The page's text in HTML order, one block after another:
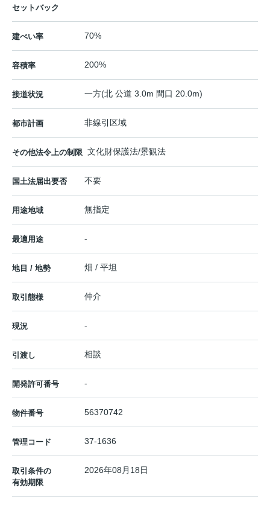
セットバック
建ぺい率 70%
容積率 200%
接道状況 一方(北 公道 3.0m 間口 20.0m)
都市計画 非線引区域
その他法令上の制限 文化財保護法/景観法
国土法届出要否 不要
用途地域 無指定
最適用途 -
地目 / 地勢 畑 / 平坦
取引態様 仲介
現況 -
引渡し 相談
開発許可番号 -
物件番号 56370742
管理コード 37-1636
取引条件の
有効期限
2026年08月18日